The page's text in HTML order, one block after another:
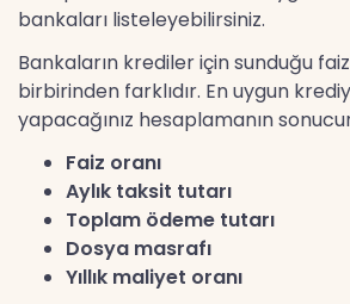
bankaları listeleyebilirsiniz.
Bankaların krediler için sunduğu
birbirinden farklıdır. En uygun
yapacağınız hesaplamanın
Faiz oranı
Aylık taksit tutarı
Toplam ödeme tutarı
Dosya masrafı
Yıllık maliyet oranı